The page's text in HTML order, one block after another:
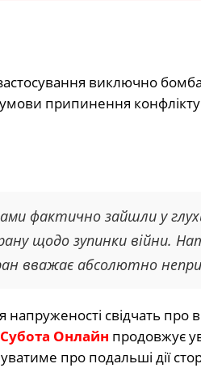
виключно
припинення
фактично зайшли у
щодо зупинки війни.
вважає абсолютно
свідчать про
Субота Онлайн продовжує
про подальші дії